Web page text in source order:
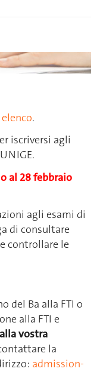
elenco.
iscriversi agli
al 28 febbraio
agli esami di
di consultare
controllare le
del Ba alla FTI o
alla FTI e
vostra
la
admission-